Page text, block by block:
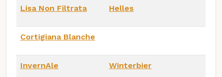
Lisa Non Filtrata Helles
Cortigiana Blanche
InvernAle Winterbier